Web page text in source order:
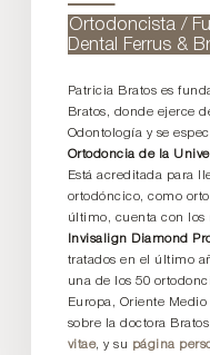
Ortodoncista /
Dental Ferrus &
Patricia Bratos es
Bratos, donde ejerce
Odontología y se
Ortodoncia de la
Está acreditada para
ortodóncico, como
último, cuenta con los
Invisalign Diamond
tratados en el último
una de los 50
Europa, Oriente
sobre la doctora
vitae, y su página